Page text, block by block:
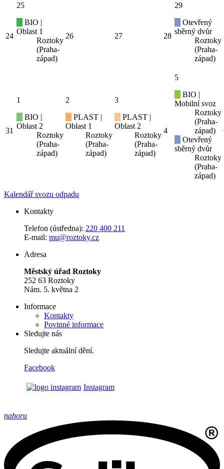
24
25
BIO |
Oblast 1
Roztoky
(Praha-
západ)
26 27 28
29
Otevřený
sběrný dvůr
Roztoky
(Praha-
západ)
31
1
BIO |
Oblast 2
Roztoky
(Praha-
západ)
2
PLAST |
Oblast 1
Roztoky
(Praha-
západ)
3
PLAST |
Oblast 2
Roztoky
(Praha-
západ)
4
5
BIO |
Mobilní svoz
Roztoky
(Praha-
západ)
Otevřený
sběrný dvůr
Roztoky
(Praha-
západ)
Kalendář svozu odpadu
Kontakty
Telefon (ústředna): 220 400 211
E-mail: mu@roztoky.cz
Adresa
Městský úřad Roztoky
252 63 Roztoky
Nám. 5. května 2
Informace
Kontakty
Povinné informace
Sledujte nás
Sledujte aktuální dění.
Facebook
Instagram
nahoru